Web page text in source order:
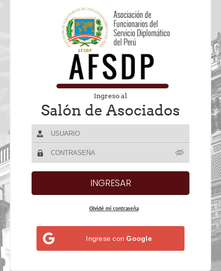
Ingreso al
Salón de Asociados
Olvidé mi contraseña
Ingrese conGoogle